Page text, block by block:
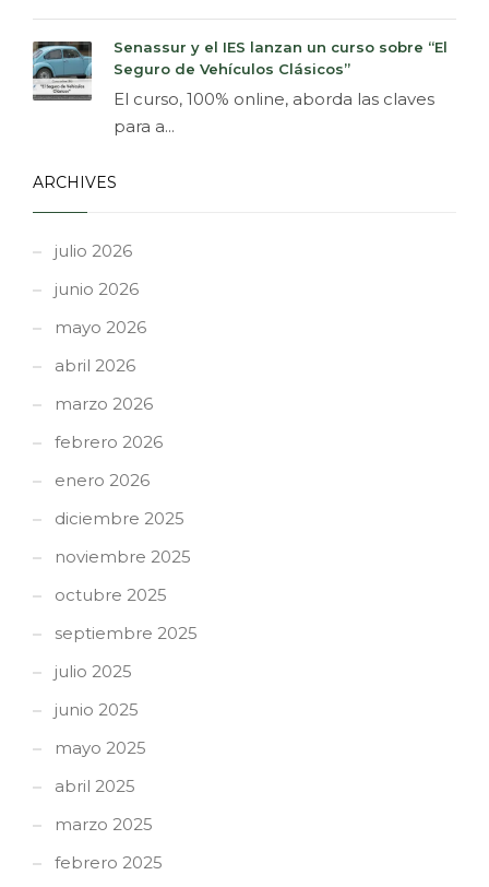
Senassur y el IES lanzan un curso sobre “El
Seguro de Vehículos Clásicos”
El curso, 100% online, aborda las claves
para a...
ARCHIVES
julio 2026
junio 2026
mayo 2026
abril 2026
marzo 2026
febrero 2026
enero 2026
diciembre 2025
noviembre 2025
octubre 2025
septiembre 2025
julio 2025
junio 2025
mayo 2025
abril 2025
marzo 2025
febrero 2025